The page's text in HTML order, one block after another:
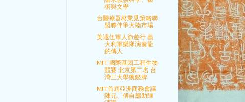
術與文學
台醫療器材業覓策略聯
盟夥伴爭大陸市場
美退伍軍人節遊行 義
大利軍樂隊演奏龍
的傳人
MIT 國際基因工程生物
競賽 北京第二名 台
灣三大學獲銀牌
MIT首屆亞洲商務會議
陳元、傅自應助陣